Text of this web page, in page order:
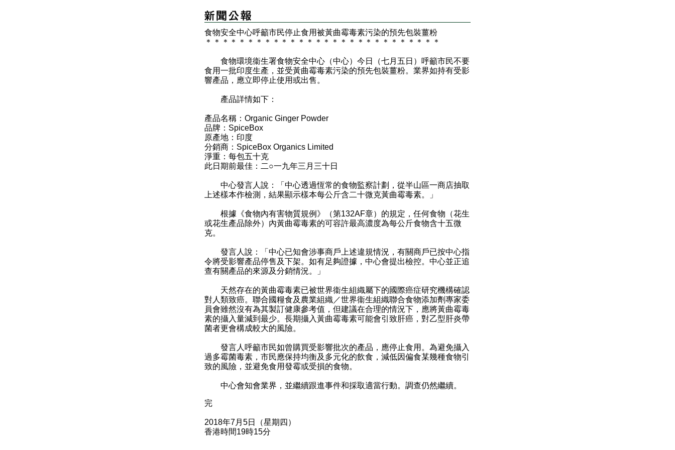
食物安全中心呼籲市民停止食用被黃曲霉毒素污染的預先包裝薑粉
＊
＊ ＊ ＊ ＊ ＊ ＊ ＊ ＊ ＊ ＊ ＊ ＊ ＊ ＊ ＊ ＊ ＊ ＊ ＊ ＊ ＊ ＊ ＊ ＊ ＊ ＊ ＊
食物環境衞生署食物安全中心（中心）今日（七月五日）呼籲市民不要
食用一批印度生產，並受黃曲霉毒素污染的預先包裝薑粉。業界如持有受影
響產品，應立即停止使用或出售。
產品詳情如下：
產品名稱：Organic Ginger Powder
品牌：SpiceBox
原產地：印度
分銷商：SpiceBox Organics Limited
淨重：每包五十克
此日期前最佳：二○一九年三月三十日
中心發言人說：「中心透過恆常的食物監察計劃，從半山區一商店抽取
上述樣本作檢測，結果顯示樣本每公斤含二十微克黃曲霉毒素。」
根據《食物內有害物質規例》（第132AF章）的規定，任何食物（花生
或花生產品除外）內黃曲霉毒素的可容許最高濃度為每公斤食物含十五微
克。
發言人說：「中心已知會涉事商戶上述違規情況，有關商戶已按中心指
令將受影響產品停售及下架。如有足夠證據，中心會提出檢控。中心並正追
查有關產品的來源及分銷情況。」
天然存在的黃曲霉毒素已被世界衞生組織屬下的國際癌症研究機構確認
對人類致癌。聯合國糧食及農業組織／世界衞生組織聯合食物添加劑專家委
員會雖然沒有為其製訂健康參考值，但建議在合理的情況下，應將黃曲霉毒
素的攝入量減到最少。長期攝入黃曲霉毒素可能會引致肝癌，對乙型肝炎帶
菌者更會構成較大的風險。
發言人呼籲市民如曾購買受影響批次的產品，應停止食用。為避免攝入
過多霉菌毒素，市民應保持均衡及多元化的飲食，減低因偏食某幾種食物引
致的風險，並避免食用發霉或受損的食物。
中心會知會業界，並繼續跟進事件和採取適當行動。調查仍然繼續。
完
2018年7月5日（星期四）
香港時間19時15分